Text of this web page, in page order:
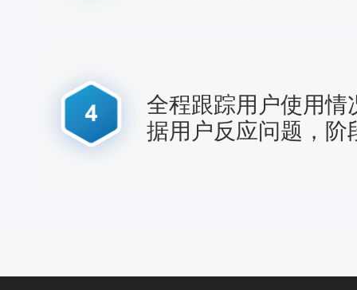
全程跟踪用户使用情
据用户反应问题，